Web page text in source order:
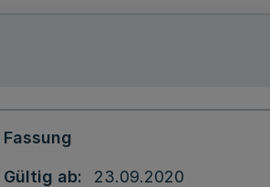
Fassung
Gültig ab
23.09.2020